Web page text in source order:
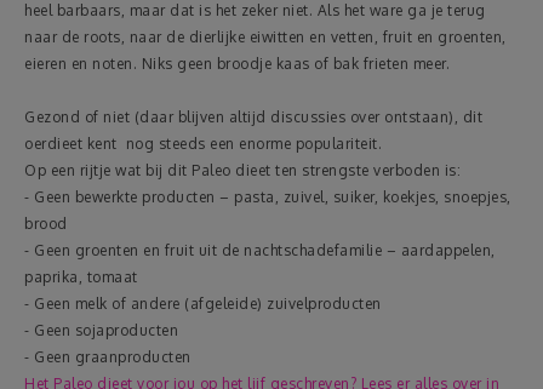
heel barbaars, maar dat is het zeker niet. Als het ware ga je terug
naar de roots, naar de dierlijke eiwitten en vetten, fruit en groenten,
eieren en noten. Niks geen broodje kaas of bak frieten meer.
Gezond of niet (daar blijven altijd discussies over ontstaan), dit
oerdieet kent nog steeds een enorme populariteit.
Op een rijtje wat bij dit Paleo dieet ten strengste verboden is:
- Geen bewerkte producten – pasta, zuivel, suiker, koekjes, snoepjes,
brood
- Geen groenten en fruit uit de nachtschadefamilie – aardappelen,
paprika, tomaat
- Geen melk of andere (afgeleide) zuivelproducten
- Geen sojaproducten
- Geen graanproducten
Het Paleo dieet voor jou op het lijf geschreven? Lees er alles over in